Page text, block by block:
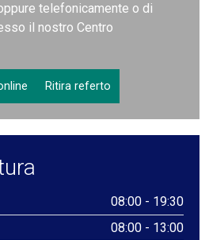
telefonicamente o di
il nostro Centro
Ritira referto
08:00 - 19:30
08:00 - 13:00